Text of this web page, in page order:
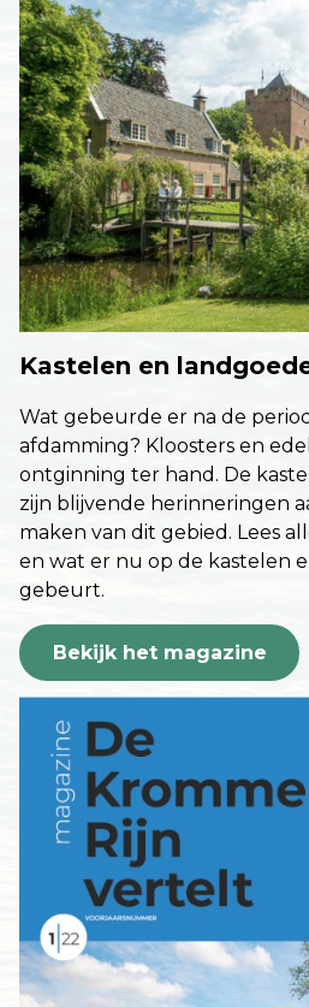
Kastelen en
Wat gebeurde er na de
afdamming? Kloosters en
ontginning ter hand. De
zijn blijvende herinneringen
maken van dit gebied. Lees
en wat er nu op de kastelen
gebeurt.
Bekijk het magazine